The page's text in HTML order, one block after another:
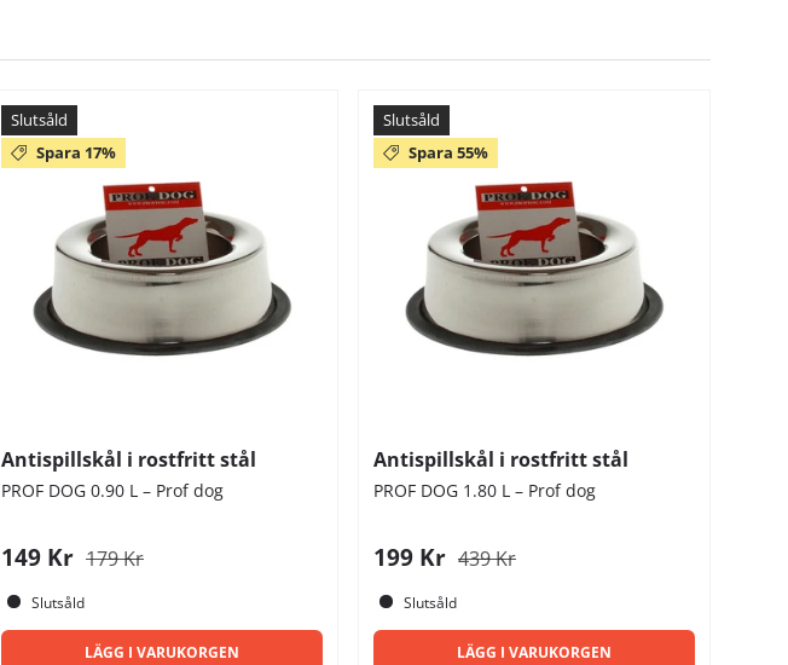
Slutsåld
Spara 17%
Antispillskål i rostfritt stål
PROF DOG 0.90 L – Prof dog
149 Kr 179 Kr
Slutsåld
LÄGG I VARUKORGEN
Slutsåld
Spara 55%
Antispillskål i rostfritt stål
PROF DOG 1.80 L – Prof dog
199 Kr 439 Kr
Slutsåld
LÄGG I VARUKORGEN